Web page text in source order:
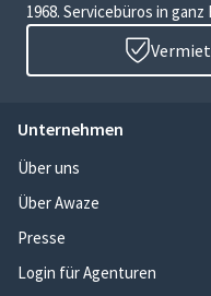
1968. Servicebüros in
Unternehmen
Über uns
Über Awaze
Presse
Login für Agenturen